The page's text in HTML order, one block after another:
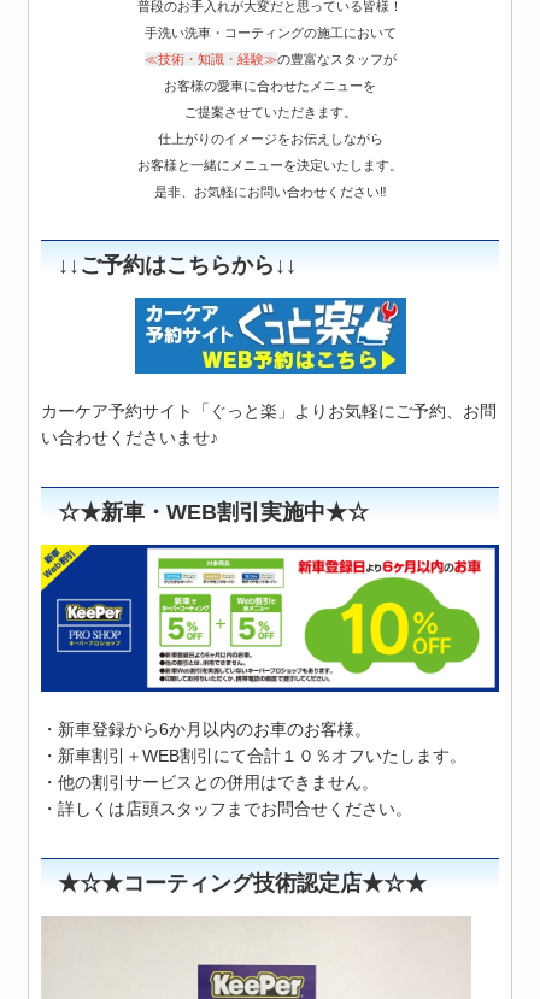
普段のお手入れが大変だと思っている皆様！
手洗い洗車・コーティングの施工において
≪技術・知識・経験≫の豊富なスタッフが
お客様の愛車に合わせたメニューを
ご提案させていただきます。
仕上がりのイメージをお伝えしながら
お客様と一緒にメニューを決定いたします。
是非、お気軽にお問い合わせください‼
↓↓ご予約はこちらから↓↓
カーケア予約サイト「ぐっと楽」よりお気軽にご予約、お問
い合わせくださいませ♪
☆★新車・WEB割引実施中★☆
・新車登録から6か月以内のお車のお客様。
・新車割引＋WEB割引にて合計１０％オフいたします。
・他の割引サービスとの併用はできません。
・詳しくは店頭スタッフまでお問合せください。
★☆★コーティング技術認定店★☆★